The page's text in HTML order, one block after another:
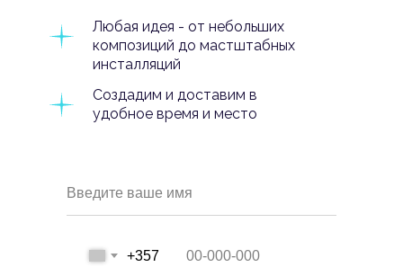
Любая идея - от небольших
композиций до мастштабных
инсталляций
Создадим и доставим в
удобное время и место
Введите ваше имя
+357